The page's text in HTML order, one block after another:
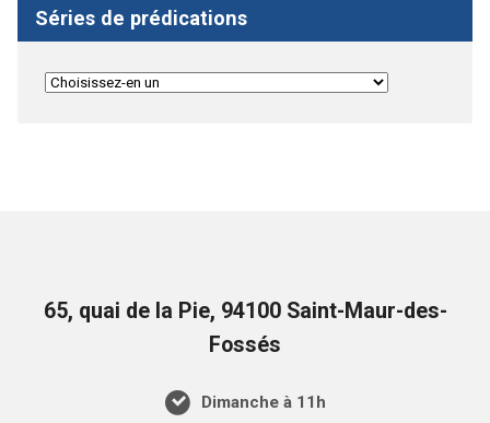
Séries de prédications
65, quai de la Pie, 94100 Saint-Maur-des-
Fossés
Dimanche à 11h